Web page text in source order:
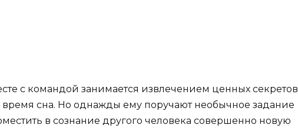
с командой занимается извлечением ценных секретов
время сна. Но однажды ему поручают необычное задание
в сознание другого человека совершенно новую